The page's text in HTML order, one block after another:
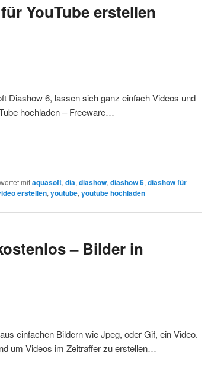
YouTube erstellen
Diashow 6, lassen sich ganz einfach Videos und
hochladen – Freeware…
mitaquasoft, dia, diashow, diashow 6, diashow für
erstellen, youtube, youtube hochladen
– Bilder in
einfachen Bildern wie Jpeg, oder Gif, ein Video.
um Videos im Zeitraffer zu erstellen…